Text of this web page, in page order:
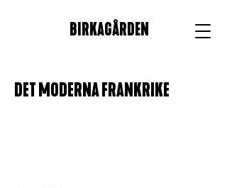
BIRKAGÅRDEN
DET MODERNA FRANKRIKE